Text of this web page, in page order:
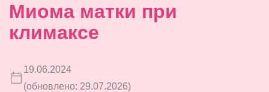
Миома матки при
климаксе
19.06.2024
(обновлено: 29.07.2026)